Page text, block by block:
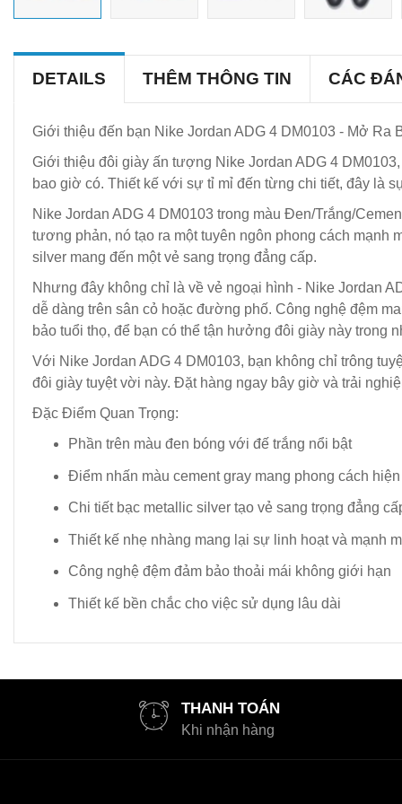
DETAILS THÊM THÔNG TIN CÁC
Giới thiệu đến bạn Nike Jordan ADG 4 DM0103 - Mở Ra
Giới thiệu đôi giày ấn tượng Nike Jordan ADG 4
bao giờ có. Thiết kế với sự tỉ mỉ đến từng chi tiết, đây là
Nike Jordan ADG 4 DM0103 trong màu Đen/Trắng/
tương phản, nó tạo ra một tuyên ngôn phong cách mạnh
silver mang đến một vẻ sang trọng đẳng cấp.
Nhưng đây không chỉ là về vẻ ngoại hình - Nike Jordan
dễ dàng trên sân cỏ hoặc đường phố. Công nghệ đệm
bảo tuổi thọ, để bạn có thể tận hưởng đôi giày này trong
Với Nike Jordan ADG 4 DM0103, bạn không chỉ trông
đôi giày tuyệt vời này. Đặt hàng ngay bây giờ và trải
Đặc Điểm Quan Trọng:
Phần trên màu đen bóng với đế trắng nổi bật
Điểm nhấn màu cement gray mang phong cách
Chi tiết bạc metallic silver tạo vẻ sang trọng đẳng
Thiết kế nhẹ nhàng mang lại sự linh hoạt và mạnh
Công nghệ đệm đảm bảo thoải mái không giới hạn
Thiết kế bền chắc cho việc sử dụng lâu dài
THANH TOÁN
Khi nhận hàng